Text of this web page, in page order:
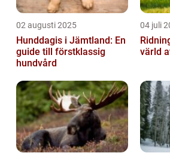
02 augusti 2025
Hunddagis i Jämtland: En
guide till förstklassig
hundvård
04 juli
värld